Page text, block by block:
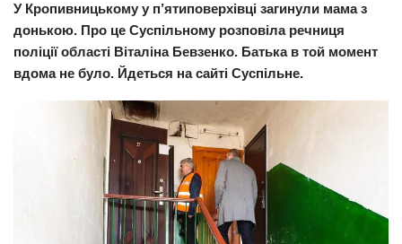
Донбас
Схід
Прикарпаття
Політика
У Кропивницькому у п’ятиповерхівці загинули мама з
донькою. Про це Суспільному розповіла речниця
поліції області Віталіна Бевзенко. Батька в той момент
вдома не було. Йдеться на сайті Суспільне.